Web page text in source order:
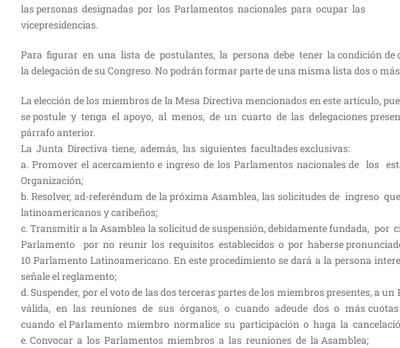
las personas designadas por los Parlamentos nacionales para ocupar las
vicepresidencias.
Para figurar en una lista de postulantes, la persona debe tener la condición de
la delegación de su Congreso. No podrán formar parte de una misma lista dos o
La elección de los miembros de la Mesa Directiva mencionados en este artículo,
se postule y tenga el apoyo, al menos, de un cuarto de las delegaciones
párrafo anterior.
La Junta Directiva tiene, además, las siguientes facultades exclusivas:
a. Promover el acercamiento e ingreso de los Parlamentos nacionales de
Organización;
b. Resolver, ad-referéndum de la próxima Asamblea, las solicitudes de ingreso
latinoamericanos y caribeños;
c. Transmitir a la Asamblea la solicitud de suspensión, debidamente fundada,
Parlamento por no reunir los requisitos establecidos o por haberse
10 Parlamento Latinoamericano. En este procedimiento se dará a la persona
señale el reglamento;
d. Suspender, por el voto de las dos terceras partes de los miembros presentes, a
válida, en las reuniones de sus órganos, o cuando adeude dos o más
cuando el Parlamento miembro normalice su participación o haga la
e. Convocar a los Parlamentos miembros a las reuniones de la Asamblea;